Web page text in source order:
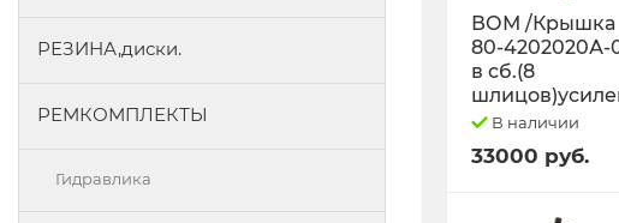
РЕЗИНА,диски.
РЕМКОМПЛЕКТЫ
Гидравлика
ВОМ /Крышка
80-4202020А-
в сб.(8
В наличии
33000 руб.